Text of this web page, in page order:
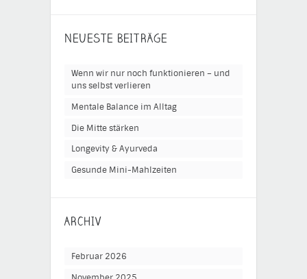
NEUESTE BEITRÄGE
Wenn wir nur noch funktionieren – und
uns selbst verlieren
Mentale Balance im Alltag
Die Mitte stärken
Longevity & Ayurveda
Gesunde Mini-Mahlzeiten
ARCHIV
Februar 2026